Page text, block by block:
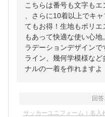
こちらは番号も文字も
、さらに10着以上でキ
てもお得！生地もポリ
もあって快適な使い心
ラデーションデザイン
ライン、幾何学模様な
ナルの一着を作れますよ
回
サッカーユニフォーム｜名入